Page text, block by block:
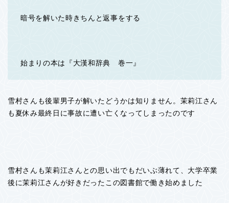
暗号を解いた時きちんと返事をする
始まりの本は『大漢和辞典 巻一』
雪村さんも後輩男子が解いたどうかは知りません。茉莉江さん
も夏休み最終日に事故に遭い亡くなってしまったのです
雪村さんも茉莉江さんとの思い出でもだいぶ薄れて、大学卒業
後に茉莉江さんが好きだったこの図書館で働き始めました